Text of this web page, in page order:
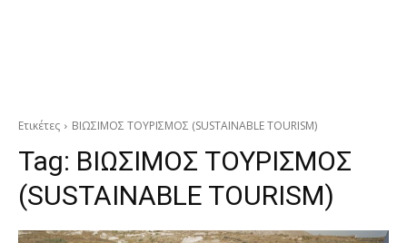
Ετικέτες ΒΙΩΣΙΜΟΣ ΤΟΥΡΙΣΜΟΣ (SUSTAINABLE TOURISM)
Tag: ΒΙΩΣΙΜΟΣ ΤΟΥΡΙΣΜΟΣ
(SUSTAINABLE TOURISM)